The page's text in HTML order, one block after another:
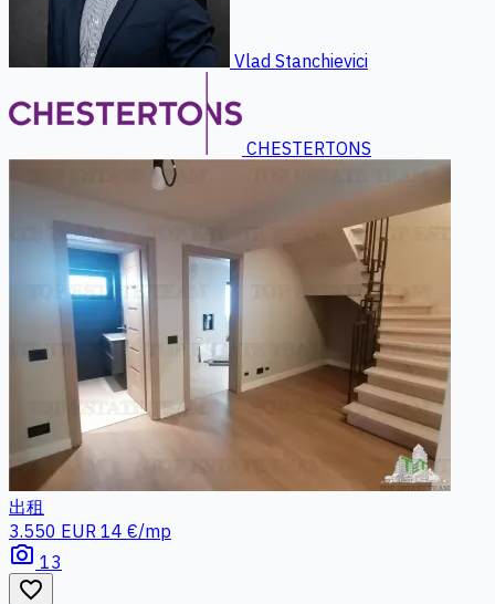
Vlad Stanchievici
CHESTERTONS
出租
3.550 EUR 14 €/mp
photo_camera 13
favorite_border